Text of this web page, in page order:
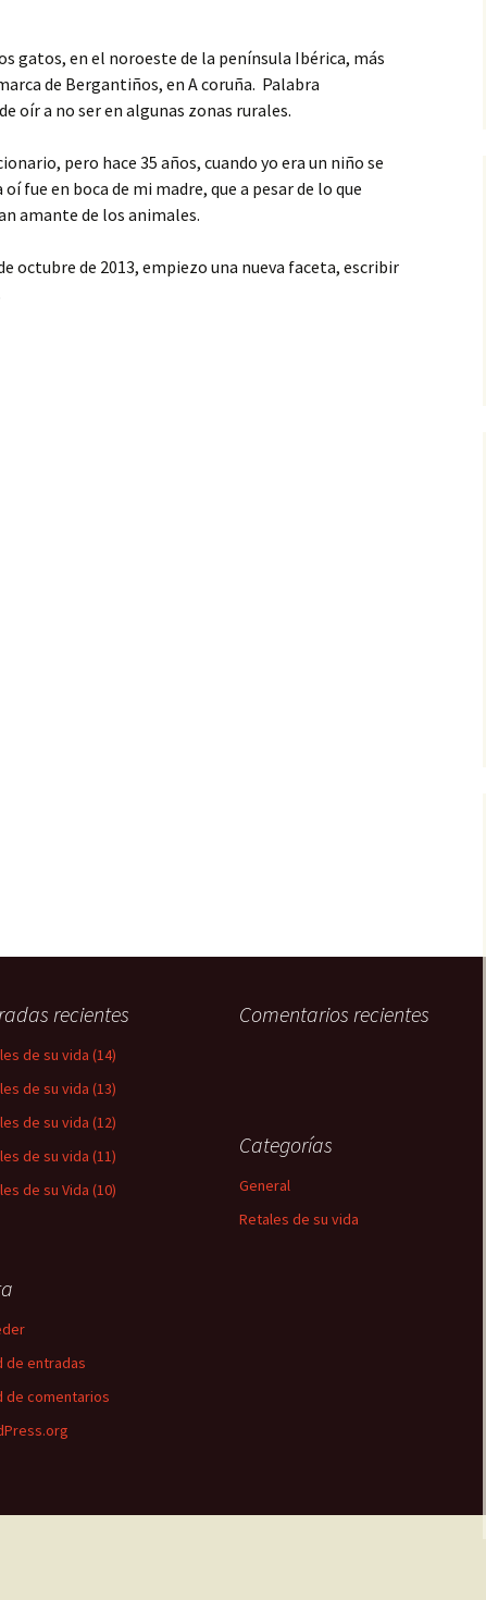
gatos, en el noroeste de la península Ibérica, más
de Bergantiños, en A coruña. Palabra
oír a no ser en algunas zonas rurales.
pero hace 35 años, cuando yo era un niño se
fue en boca de mi madre, que a pesar de lo que
amante de los animales.
octubre de 2013, empiezo una nueva faceta, escribir
recientes
de su vida (14)
de su vida (13)
de su vida (12)
de su vida (11)
de su Vida (10)
Comentarios recientes
Categorías
General
Retales de su vida
de entradas
de comentarios